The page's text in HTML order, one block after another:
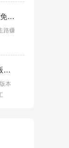
真赚钱多多appp下载免费版v1.0.3
路赚
小黄瓜助手app安卓版下载v1.0.1
本